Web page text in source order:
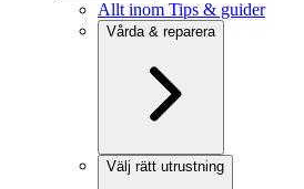
Allt inom Tips & guider
Vårda & reparera
Välj rätt utrustning